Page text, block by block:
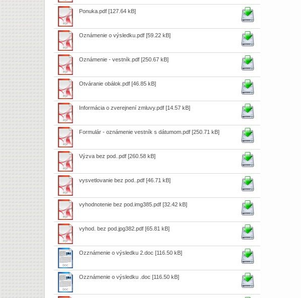
Ponuka.pdf [127.64 kB]
Oznámenie o výsledku.pdf [59.22 kB]
Oznámenie - vestník.pdf [250.67 kB]
Otváranie obálok.pdf [46.85 kB]
Informácia o zverejnení zmluvy.pdf [14.57 kB]
Formulár - oznámenie vestník s dátumom.pdf [250.71 kB]
Výzva bez pod..pdf [260.58 kB]
vysvetlovanie bez pod..pdf [46.71 kB]
vyhodnotenie bez pod.img385.pdf [32.42 kB]
vyhod. bez pod.jpg382.pdf [65.81 kB]
Ozznámenie o výsledku 2.doc [116.50 kB]
Ozznámenie o výsledku .doc [116.50 kB]